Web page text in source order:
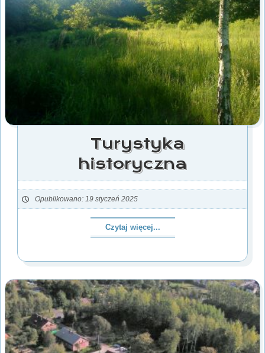
Turystyka
historyczna
Opublikowano: 19 styczeń 2025
Czytaj więcej...